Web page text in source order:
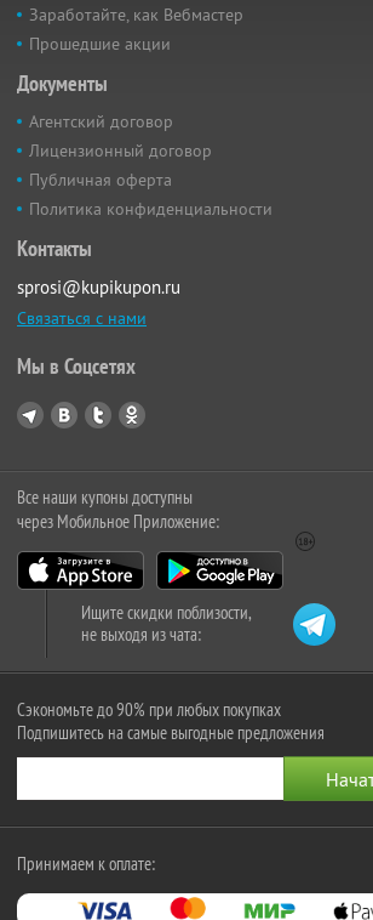
Заработайте, как Вебмастер
Прошедшие акции
Документы
Агентский договор
Лицензионный договор
Публичная оферта
Политика конфиденциальности
Контакты
sprosi@kupikupon.ru
Связаться с нами
Мы в Соцсетях
Все наши купоны доступны
через Мобильное Приложение:
Ищите скидки поблизости,
не выходя из чата:
Сэкономьте до 90% при любых покупках
Подпишитесь на самые выгодные предложения
Принимаем к оплате: